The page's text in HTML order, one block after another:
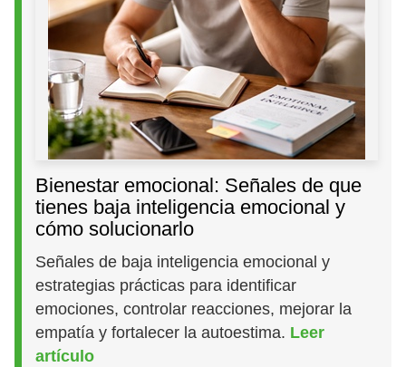
Bienestar emocional: Señales de que
tienes baja inteligencia emocional y
cómo solucionarlo
Señales de baja inteligencia emocional y
estrategias prácticas para identificar
emociones, controlar reacciones, mejorar la
empatía y fortalecer la autoestima. Leer
artículo